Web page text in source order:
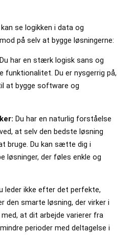
se logikken i data og
på selv at bygge løsningerne:
Du har en stærk logisk sans og
funktionalitet. Du er nysgerrig på,
at bygge software og
Du har en naturlig forståelse
at selv den bedste løsning
bruge. Du kan sætte dig i
løsninger, der føles enkle og
leder ikke efter det perfekte,
den smarte løsning, der virker i
at dit arbejde varierer fra
perioder med deltagelse i